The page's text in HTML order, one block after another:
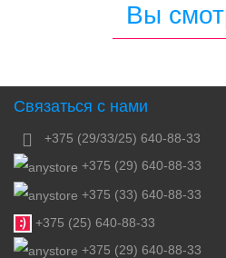
Вы
Связаться с нами
+375 (29/33/25) 640-88-33
+375 (29) 640-88-33
+375 (33) 640-88-33
+375 (25) 640-88-33
+375 (29) 640-88-33